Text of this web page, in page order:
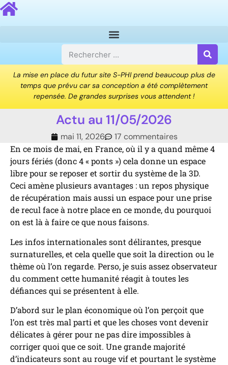
La mise en place du futur site S-PHI prend beaucoup plus de
temps que prévu car sa conception a été complètement
repensée. De grandes surprises vous attendent !
Actu au 11/05/2026
mai 11, 2026
17 commentaires
En ce mois de mai, en France, où il y a quand même 4
jours fériés (donc 4 « ponts ») cela donne un espace
libre pour se reposer et sortir du système de la 3D.
Ceci amène plusieurs avantages : un repos physique
de récupération mais aussi un espace pour une prise
de recul face à notre place en ce monde, du pourquoi
on est là à faire ce que nous faisons.
Les infos internationales sont délirantes, presque
surnaturelles, et cela quelle que soit la direction ou le
thème où l’on regarde. Perso, je suis assez observateur
du comment cette humanité réagit à toutes les
défiances qui se présentent à elle.
D’abord sur le plan économique où l’on perçoit que
l’on est très mal parti et que les choses vont devenir
délicates à gérer pour ne pas dire impossibles à
corriger quoi que ce soit. Une grande majorité
d’indicateurs sont au rouge vif et pourtant le système